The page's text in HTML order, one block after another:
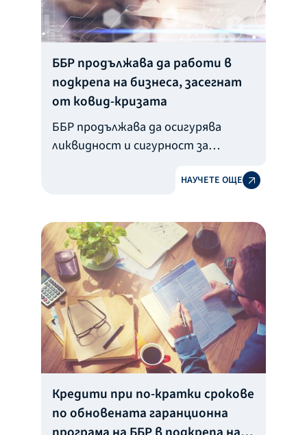
ББР продължава да работи в
подкрепа на бизнеса, засегнат
от ковид-кризата
ББР продължава да осигурява
ликвидност и сигурност за
пандемията от COVID-19. През
достигнали гаранции по
предоставено финансиране за 24
075 560 лева по
сключените 151 договора. През
юли банките-партньори по
антикризисната програма са
получили от ББР потвърждение за
гарантиране на 94 кредита на
стойност над 23 млн. лв.
Документи за кандидатстване за
финансирането се подават в
офисите на 8-те банки-партньори:
НАУЧЕТЕ ОЩЕ
Кредити при по-кратки срокове
по обновената гаранционна